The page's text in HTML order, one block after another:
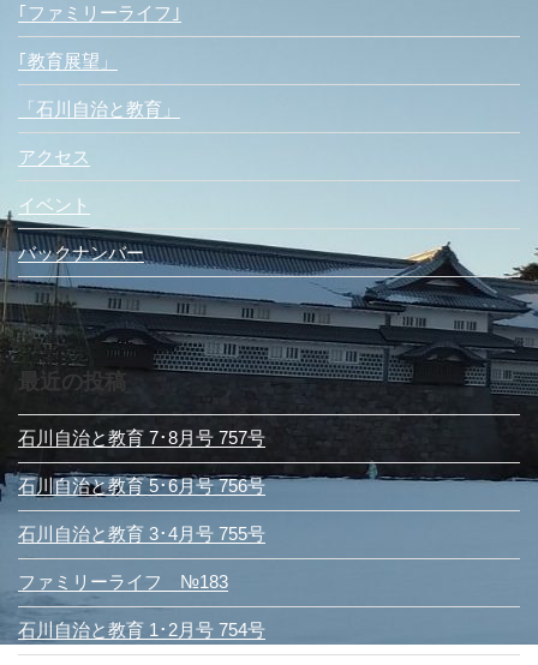
｢ファミリーライフ｣
｢教育展望」
「石川自治と教育」
アクセス
イベント
バックナンバー
最近の投稿
石川自治と教育 7･8月号 757号
石川自治と教育 5･6月号 756号
石川自治と教育 3･4月号 755号
ファミリーライフ №183
石川自治と教育 1･2月号 754号